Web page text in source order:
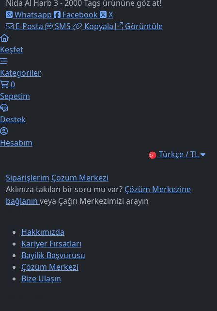
Nida Al Harb 3 - 2000 Tags ürününe göz at!
Whatsapp
Facebook
X
E-Posta
SMS Kopyala Görüntüle
Keşfet
Kategoriler
0
Sepetim
Destek
Hesabım
Türkçe / TL
Siparişlerim Çözüm Merkezi
Aklınıza takılan bir soru mu var? Çözüm Merkezine
bağlanın veya Çağrı Merkezimizi arayın
Hakkımızda
Kariyer Fırsatları
Bayilik Başvurusu
Çözüm Merkezi
Bize Ulaşın